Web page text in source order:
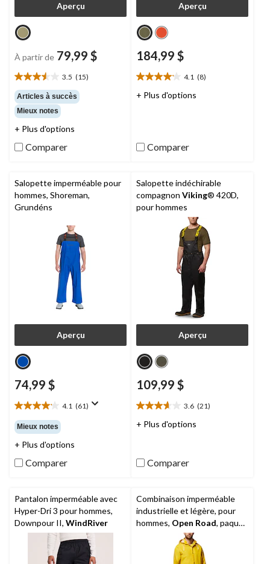
Aperçu
À partir de 79,99 $
3.5 (15)
3.5
étoile(s)
sur
5.
15
Articles à succès
Mieux notes
+ Plus d'options
Comparer
Aperçu
184,99 $
4.1 (8)
4.1
étoile(s)
+ Plus d'options
Comparer
Salopette imperméable pour
hommes, Shoreman,
Grundéns
Aperçu
74,99 $
4.1 (61)
4.1
étoile(s)
sur
5.
61
évaluations
Mieux notes
+ Plus d'options
Comparer
Salopette indéchirable
compagnon Viking® 420D,
pour hommes
Aperçu
109,99 $
3.6 (21)
3.6
étoile(s)
21
évaluations
+ Plus d'options
Comparer
Pantalon imperméable avec
Hyper-Dri 3 pour hommes,
Downpour II, WindRiver
Combinaison imperméable
industrielle et légère, pour
hommes, Open Road, paquet